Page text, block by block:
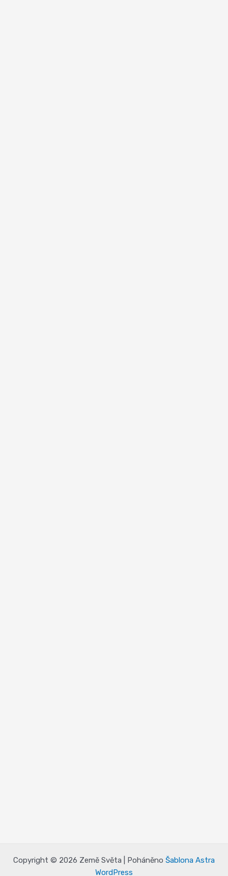
Copyright © 2026 Země Světa | Poháněno Šablona Astra
WordPress